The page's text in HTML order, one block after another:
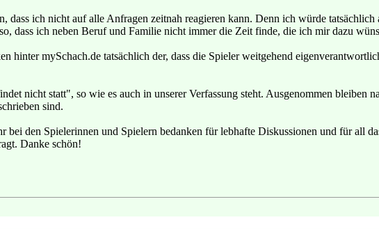
dass ich nicht auf alle Anfragen zeitnah reagieren kann. Denn ich würde tatsächlich
dass ich neben Beruf und Familie nicht immer die Zeit finde, die ich mir dazu
hinter mySchach.de tatsächlich der, dass die Spieler weitgehend
nicht statt", so wie es auch in unserer Verfassung steht. Ausgenommen bleiben
sind.
bei den Spielerinnen und Spielern bedanken für lebhafte Diskussionen und für all
Danke schön!